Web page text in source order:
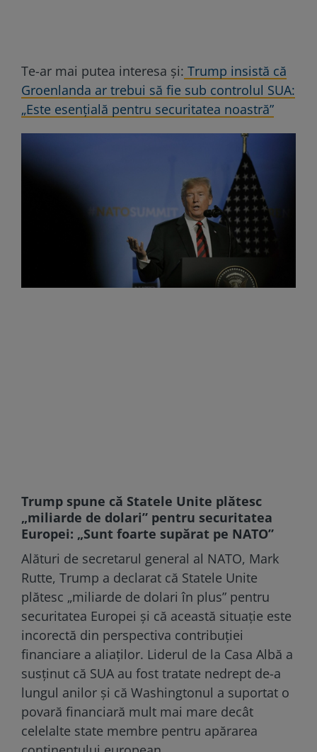
Te-ar mai putea interesa și: Trump insistă că
Groenlanda ar trebui să fie sub controlul SUA:
„Este esențială pentru securitatea noastră”
Trump spune că Statele Unite plătesc
„miliarde de dolari” pentru securitatea
Europei: „Sunt foarte supărat pe NATO”
Alături de secretarul general al NATO, Mark
Rutte, Trump a declarat că Statele Unite
plătesc „miliarde de dolari în plus” pentru
securitatea Europei și că această situație este
incorectă din perspectiva contribuției
financiare a aliaților. Liderul de la Casa Albă a
susținut că SUA au fost tratate nedrept de-a
lungul anilor și că Washingtonul a suportat o
povară financiară mult mai mare decât
celelalte state membre pentru apărarea